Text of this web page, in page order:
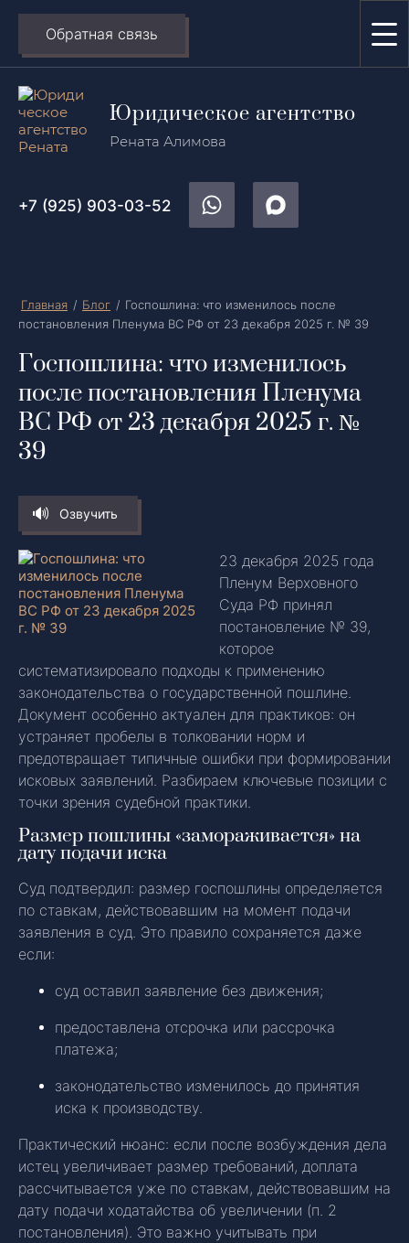
Обратная связь
Юридическое агентство
Рената Алимова
+7 (925) 903-03-52
Главная / Блог / Госпошлина: что изменилось после
постановления Пленума ВС РФ от 23 декабря 2025 г. № 39
Госпошлина: что изменилось
после постановления Пленума
ВС РФ от 23 декабря 2025 г. №
39
Озвучить
23 декабря 2025 года
Пленум Верховного
Суда РФ принял
постановление № 39,
которое
систематизировало подходы к применению
законодательства о государственной пошлине.
Документ особенно актуален для практиков: он
устраняет пробелы в толковании норм и
предотвращает типичные ошибки при формировании
исковых заявлений. Разбираем ключевые позиции с
точки зрения судебной практики.
Размер пошлины «замораживается» на
дату подачи иска
Суд подтвердил: размер госпошлины определяется
по ставкам, действовавшим на момент подачи
заявления в суд. Это правило сохраняется даже
если:
суд оставил заявление без движения;
предоставлена отсрочка или рассрочка
платежа;
законодательство изменилось до принятия
иска к производству.
Практический нюанс: если после возбуждения дела
истец увеличивает размер требований, доплата
рассчитывается уже по ставкам, действовавшим на
дату подачи ходатайства об увеличении (п. 2
постановления). Это важно учитывать при